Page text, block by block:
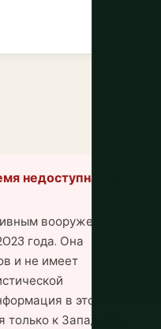
недоступна для
вооруженным
года. Она
и не имеет
в этом
только к Западному